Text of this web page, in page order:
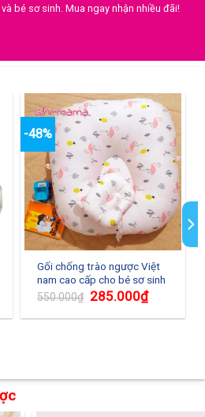
bé sơ sinh. Mua ngay nhận nhiều đãi!
-48%
Gối chống trào ngược Việt
nam cao cấp cho bé sơ sinh
550.000₫ 285.000₫